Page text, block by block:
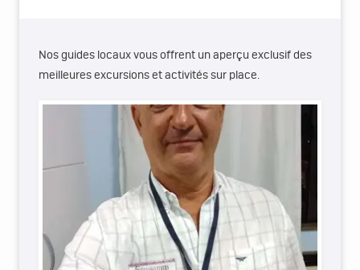
Nos guides locaux vous offrent un aperçu exclusif des
meilleures excursions et activités sur place.